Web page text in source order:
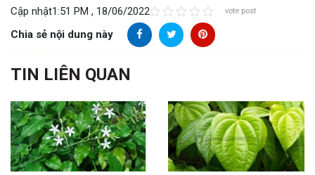
Cập nhật1:51 PM , 18/06/2022 vote post
Chia sẻ nội dung này
TIN LIÊN QUAN